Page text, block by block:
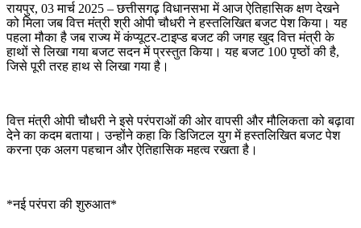
रायपुर, 03 मार्च 2025 – छत्तीसगढ़ विधानसभा में आज ऐतिहासिक क्षण देखने
को मिला जब वित्त मंत्री श्री ओपी चौधरी ने हस्तलिखित बजट पेश किया। यह
पहला मौका है जब राज्य में कंप्यूटर-टाइप्ड बजट की जगह खुद वित्त मंत्री के
हाथों से लिखा गया बजट सदन में प्रस्तुत किया। यह बजट 100 पृष्ठों की है,
जिसे पूरी तरह हाथ से लिखा गया है।
वित्त मंत्री ओपी चौधरी ने इसे परंपराओं की ओर वापसी और मौलिकता को बढ़ावा
देने का कदम बताया। उन्होंने कहा कि डिजिटल युग में हस्तलिखित बजट पेश
करना एक अलग पहचान और ऐतिहासिक महत्व रखता है।
*नई परंपरा की शुरुआत*